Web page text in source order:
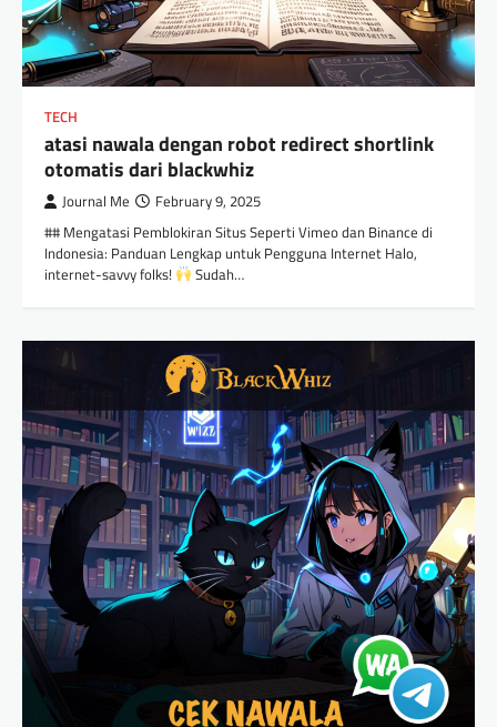
TECH
atasi nawala dengan robot redirect shortlink
otomatis dari blackwhiz
Journal Me February 9, 2025
## Mengatasi Pemblokiran Situs Seperti Vimeo dan Binance di
Indonesia: Panduan Lengkap untuk Pengguna Internet Halo,
internet-savvy folks!
Sudah…